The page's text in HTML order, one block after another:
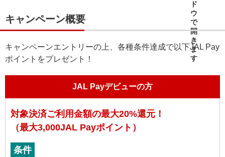
キャンペーン概要
キャンペーンエントリーの上、各種条件達成で以下JAL Pay
ポイントをプレゼント！
JAL Payデビューの方
対象決済ご利用金額の最大20%還元！
（最大3,000JAL Payポイント）
条件